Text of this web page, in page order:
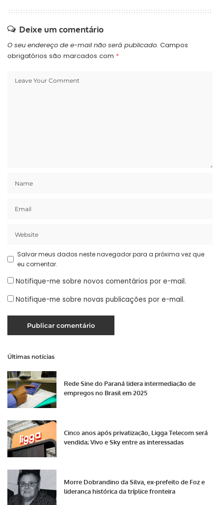
Deixe um comentário
O seu endereço de e-mail não será publicado. Campos
obrigatórios são marcados com *
Salvar meus dados neste navegador para a próxima vez que
eu comentar.
Notifique-me sobre novos comentários por e-mail.
Notifique-me sobre novas publicações por e-mail.
Últimas notícias
Rede Sine do Paraná lidera intermediação de
empregos no Brasil em 2025
Cinco anos após privatização, Ligga Telecom será
vendida; Vivo e Sky entre as interessadas
Morre Dobrandino da Silva, ex-prefeito de Foz e
liderança histórica da tríplice fronteira